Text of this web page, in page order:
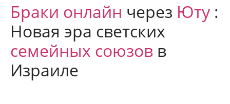
Браки онлайн через Юту :
Новая эра светских
семейных союзов в
Израиле